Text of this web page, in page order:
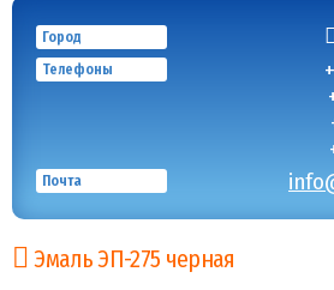
Город
Телефоны
Почта
Эмаль ЭП-275 черная